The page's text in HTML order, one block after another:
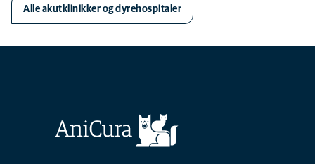
Alle akutklinikker og dyrehospitaler